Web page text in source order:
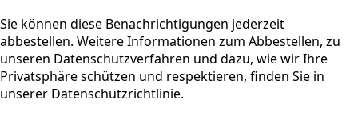
Sie können diese Benachrichtigungen jederzeit
abbestellen. Weitere Informationen zum Abbestellen, zu
unseren Datenschutzverfahren und dazu, wie wir Ihre
Privatsphäre schützen und respektieren, finden Sie in
unserer Datenschutzrichtlinie.